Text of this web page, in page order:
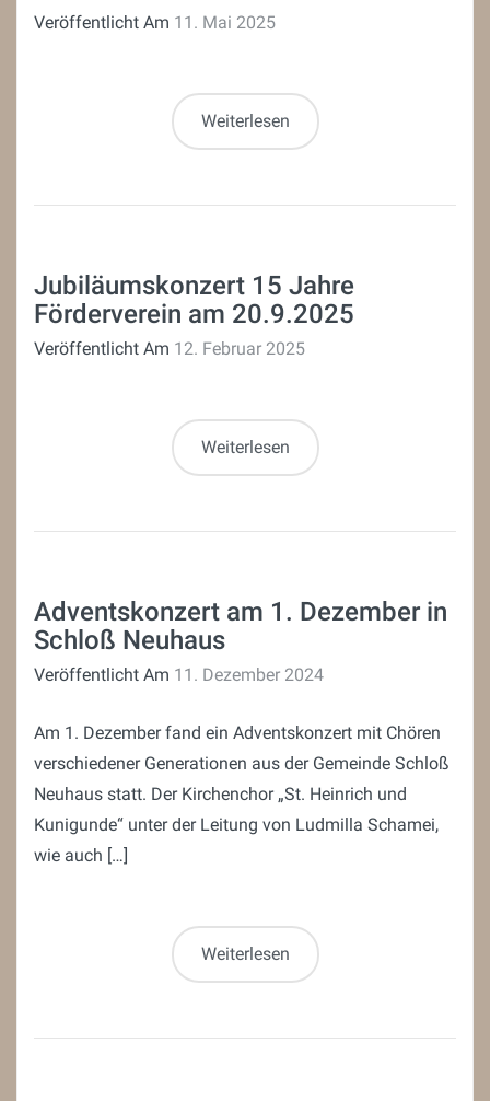
Veröffentlicht Am 11. Mai 2025
Weiterlesen
Jubiläumskonzert 15 Jahre
Förderverein am 20.9.2025
Veröffentlicht Am 12. Februar 2025
Weiterlesen
Adventskonzert am 1. Dezember in
Schloß Neuhaus
Veröffentlicht Am 11. Dezember 2024
Am 1. Dezember fand ein Adventskonzert mit Chören
verschiedener Generationen aus der Gemeinde Schloß
Neuhaus statt. Der Kirchenchor „St. Heinrich und
Kunigunde“ unter der Leitung von Ludmilla Schamei,
wie auch […]
Weiterlesen